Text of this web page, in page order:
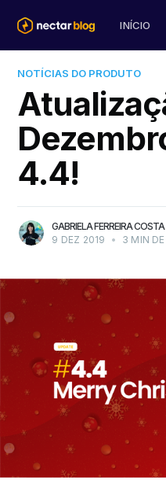
INÍCIO
NOTÍCIAS DO PRODUTO
4.4!
GABRIELA FERREIRA COSTA
9 DEZ 2019
• 3 MIN